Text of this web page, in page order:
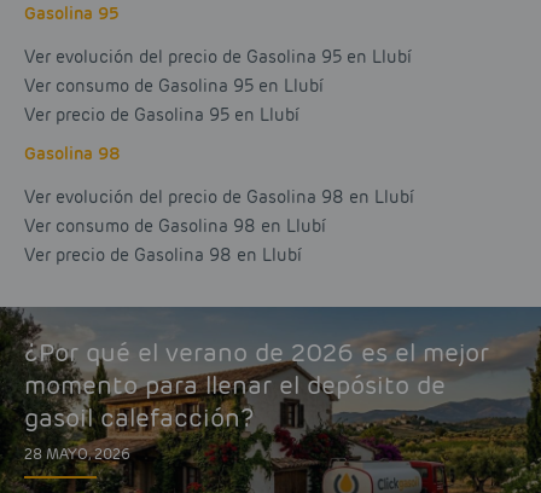
Gasolina 95
Ver evolución del precio de Gasolina 95 en Llubí
Ver consumo de Gasolina 95 en Llubí
Ver precio de Gasolina 95 en Llubí
Gasolina 98
Ver evolución del precio de Gasolina 98 en Llubí
Ver consumo de Gasolina 98 en Llubí
Ver precio de Gasolina 98 en Llubí
¿Por qué el verano de 2026 es el mejor
momento para llenar el depósito de
gasoil calefacción?
28 MAYO, 2026